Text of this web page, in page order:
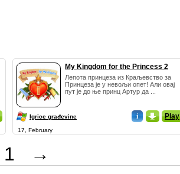
My Kingdom for the Princess 2
Лепота принцеза из Краљевство за
Принцеза је у невољи опет! Али овај
пут је до ње принц Артур да ...
Igrice građevine i _ Play
17, February
1 →